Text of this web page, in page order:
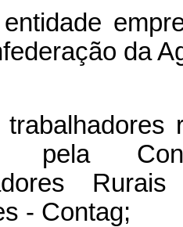
da
pela
- Contag;